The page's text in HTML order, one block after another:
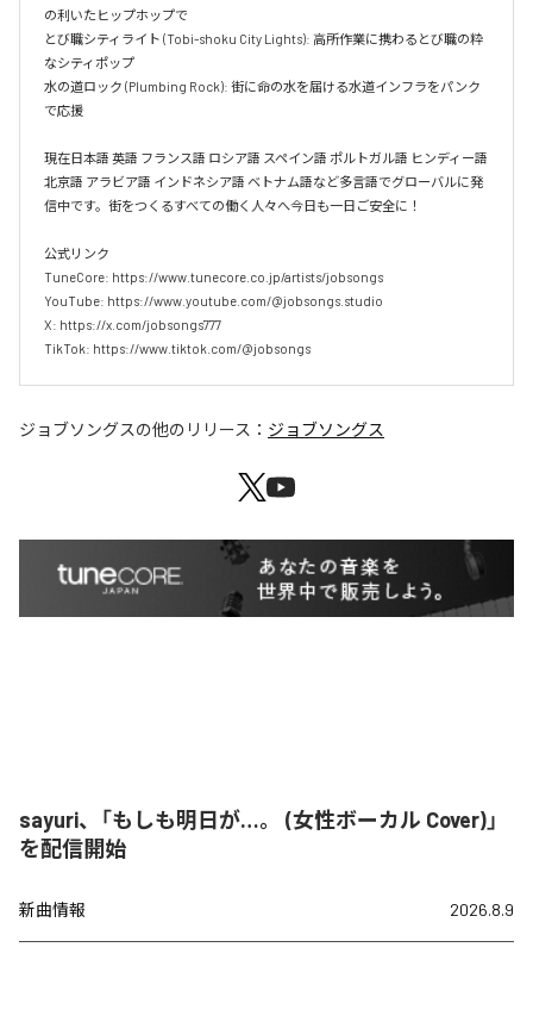
の利いたヒップホップで
とび職シティライト (Tobi-shoku City Lights): 高所作業に携わるとび職の粋
なシティポップ
水の道ロック (Plumbing Rock): 街に命の水を届ける水道インフラをパンク
で応援
現在日本語 英語 フランス語 ロシア語 スペイン語 ポルトガル語 ヒンディー語
北京語 アラビア語 インドネシア語 ベトナム語など多言語でグローバルに発
信中です。街をつくるすべての働く人々へ今日も一日ご安全に！
公式リンク
TuneCore: https://www.tunecore.co.jp/artists/jobsongs
YouTube: https://www.youtube.com/@jobsongs.studio
X: https://x.com/jobsongs777
TikTok: https://www.tiktok.com/@jobsongs
ジョブソングスの他のリリース： ジョブソングス
sayuri、「もしも明日が…。 (女性ボーカル Cover)」
を配信開始
新曲情報 2026.8.9